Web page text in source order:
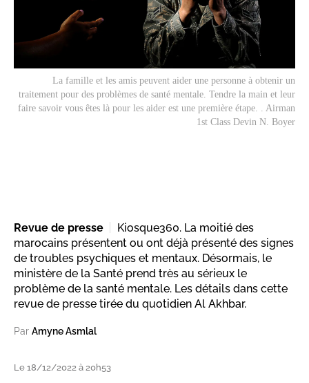
La famille et les amis peuvent aider une personne à obtenir un
traitement pour des problèmes de santé mentale. Tendre la main et leur
faire savoir vous êtes là pour les aider est une première étape. . Airman
1st Class Devin N. Boyer
Revue de presse
Kiosque360. La moitié des
marocains présentent ou ont déjà présenté des signes
de troubles psychiques et mentaux. Désormais, le
ministère de la Santé prend très au sérieux le
problème de la santé mentale. Les détails dans cette
revue de presse tirée du quotidien Al Akhbar.
Par Amyne Asmlal
Le 18/12/2022 à 20h53